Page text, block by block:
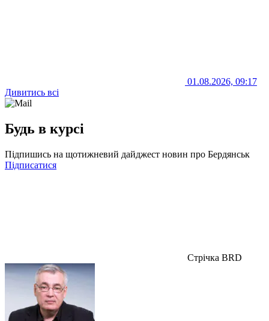
01.08.2026, 09:17
Дивитись всі
Будь в курсі
Підпишись на щотижневий дайджест новин про Бердянськ
Підписатися
Стрічка BRD